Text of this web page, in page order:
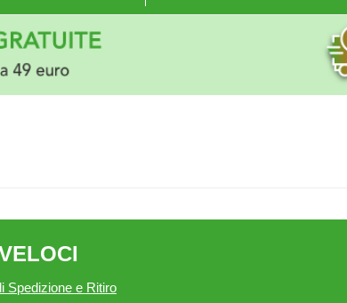
Spedizione e Ritiro